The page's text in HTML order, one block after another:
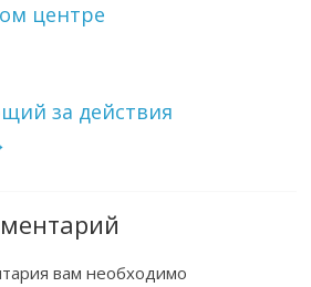
центре
за действия
вам необходимо